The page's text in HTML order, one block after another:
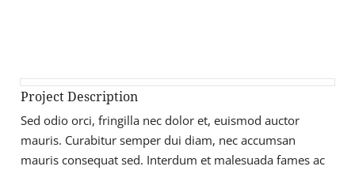
KONTAKT
Project Description
Sed odio orci, fringilla nec dolor et, euismod auctor
mauris. Curabitur semper dui diam, nec accumsan
mauris consequat sed. Interdum et malesuada fames ac